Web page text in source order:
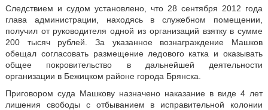
Следствием и судом установлено, что 28 сентября 2012 года
глава администрации, находясь в служебном помещении,
получил от руководителя одной из организаций взятку в сумме
200 тысяч рублей. За указанное вознаграждение Машков
обещал согласовать размещение ледового катка и оказывать
общее покровительство в дальнейшей деятельности
организации в Бежицком районе города Брянска.
Приговором суда Машкову назначено наказание в виде 4 лет
лишения свободы с отбыванием в исправительной колонии